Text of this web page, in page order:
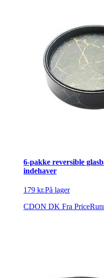
6-pakke reversible
indehaver
179 kr.På lager
CDON DK Fra